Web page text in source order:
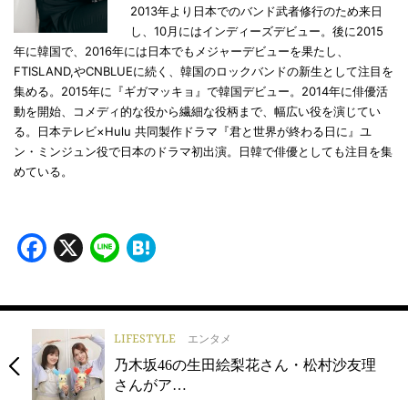
2013年より⽇本でのバンド武者修⾏のため来⽇
し、10⽉にはインディーズデビュー。後に2015
年に韓国で、2016年には⽇本でもメジャーデビューを果たし、
FTISLAND,やCNBLUEに続く、韓国のロックバンドの新⽣として注⽬を
集める。2015年に『ギガマッキョ』で韓国デビュー。2014年に俳優活
動を開始、コメディ的な役から繊細な役柄まで、幅広い役を演じてい
る。日本テレビ×Hulu 共同製作ドラマ『君と世界が終わる日に』ユ
ン・ミンジュン役で⽇本のドラマ初出演。⽇韓で俳優としても注⽬を集
めている。
Facebook
X Line
LIFESTYLE エンタメ
乃木坂46の生田絵梨花さん・松村沙友理
さんがア…